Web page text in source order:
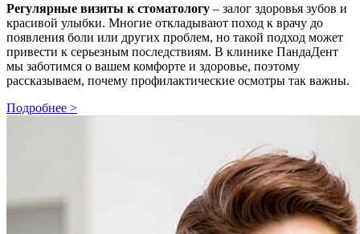
Регулярные визиты к стоматологу – залог здоровья зубов и
красивой улыбки. Многие откладывают поход к врачу до
появления боли или других проблем, но такой подход может
привести к серьезным последствиям. В клинике ПандаДент
мы заботимся о вашем комфорте и здоровье, поэтому
рассказываем, почему профилактические осмотры так важны.
Подробнее >